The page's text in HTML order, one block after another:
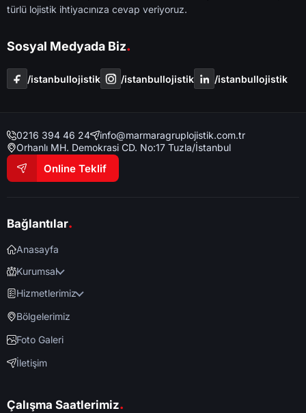
türlü lojistik ihtiyacınıza cevap veriyoruz.
Sosyal Medyada Biz.
/i̇stanbullojistik /i̇stanbullojistik /i̇stanbullojistik
0216 394 46 24
info@marmaragruplojistik.com.tr
Orhanlı MH. Demokrasi CD. No:17 Tuzla/İstanbul
Online Teklif
Bağlantılar.
Anasayfa
Kurumsal
Hizmetlerimiz
Bölgelerimiz
Foto Galeri
İletişim
Çalışma Saatlerimiz.